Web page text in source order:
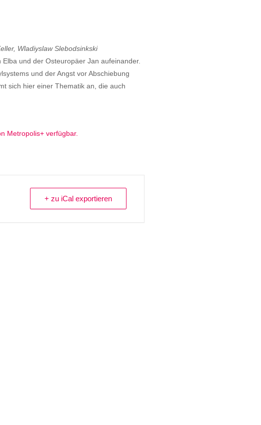
Wladiyslaw Slebodsinkski
und der Osteuropäer Jan aufeinander.
und der Angst vor Abschiebung
sich hier einer Thematik an, die auch
Metropolis+ verfügbar.
+ zu iCal exportieren